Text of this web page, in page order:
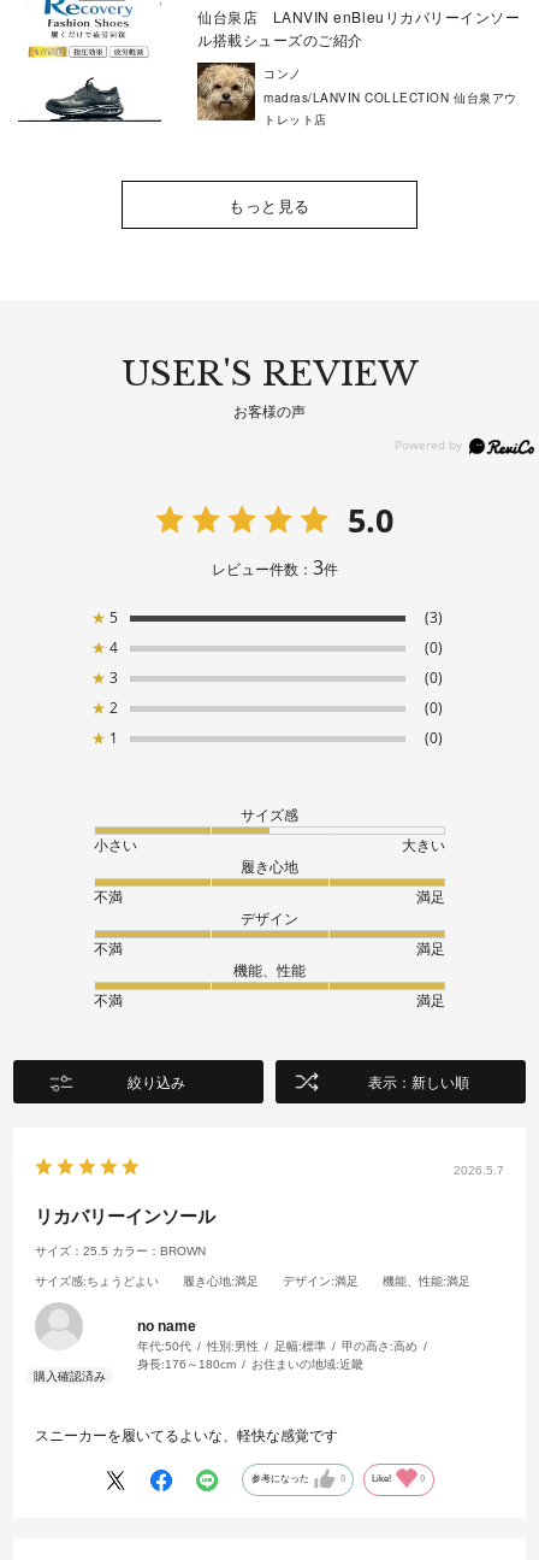
仙台泉店 LANVIN enBleuリカバリーインソー
ル搭載シューズのご紹介
コンノ
madras/LANVIN COLLECTION 仙台泉アウ
トレット店
もっと見る
USER'S REVIEW
お客様の声
5.0
レビュー件数： 3件
★ 5
(3)
★ 4
(0)
★ 3
(0)
★ 2
(0)
★ 1 (0)
サイズ感
小さい
大きい
履き心地
不満
満足
デザイン
不満
満足
機能、性能
不満
満足
絞り込み 表示：新しい順
2026.5.7
リカバリーインソール
サイズ：25.5 カラー：BROWN
サイズ感:ちょうどよい 履き心地:満足 デザイン:満足 機能、性能:満足
no name
年代:50代 性別:男性 足幅:標準 甲の高さ:高め
身長:176～180cm お住まいの地域:近畿
スニーカーを履いてるよいな、軽快な感覚です
参考になった 0 Like! 0